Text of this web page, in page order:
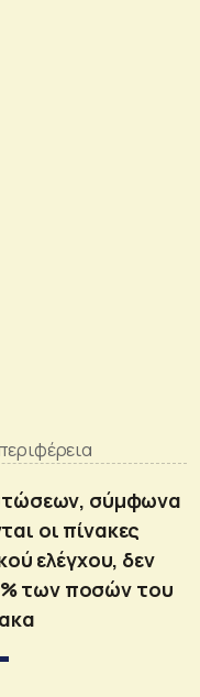
σύμφωνα
οι πίνακες
ελέγχου, δεν
των ποσών του